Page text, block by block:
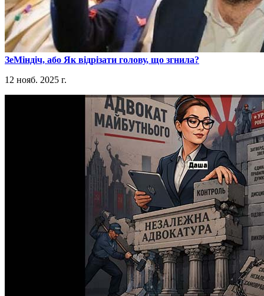
​ЗеМіндіч, або Як відрізати голову, що згнила?
12 нояб. 2025 г.